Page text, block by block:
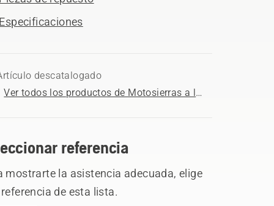
Especificaciones
descatalogado
Ver todos los productos de Motosierras a la venta
referencia
mostrarte la asistencia adecuada, elige
de esta lista.